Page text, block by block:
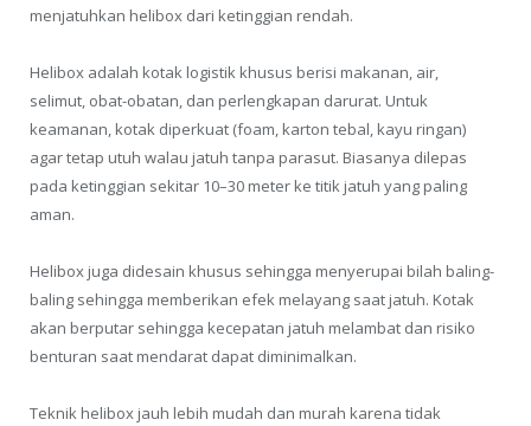
menjatuhkan helibox dari ketinggian rendah.
Helibox adalah kotak logistik khusus berisi makanan, air,
selimut, obat-obatan, dan perlengkapan darurat. Untuk
keamanan, kotak diperkuat (foam, karton tebal, kayu ringan)
agar tetap utuh walau jatuh tanpa parasut. Biasanya dilepas
pada ketinggian sekitar 10–30 meter ke titik jatuh yang paling
aman.
Helibox juga didesain khusus sehingga menyerupai bilah baling-
baling sehingga memberikan efek melayang saat jatuh. Kotak
akan berputar sehingga kecepatan jatuh melambat dan risiko
benturan saat mendarat dapat diminimalkan.
Teknik helibox jauh lebih mudah dan murah karena tidak